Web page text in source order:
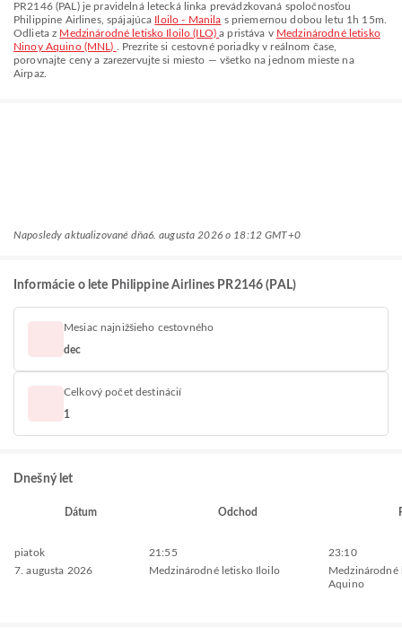
PR2146(PAL ) je pravidelná letecká linka prevádzkovaná spoločnosťou
Philippine Airlines, spájajúca Iloilo - Manila s priemernou dobou letu 1h 15m
Odlieta z Medzinárodné letisko Iloilo (ILO)a pristáva v Medzinárodné letisko
Ninoy Aquino (MNL)
. Prezrite si cestovné poriadky v reálnom čase,
porovnajte ceny a zarezervujte si miesto — všetko na jednom mieste na
Airpaz.
Naposledy aktualizované dňa6. augusta 2026 o 18:12 GMT+0
Informácie o lete Philippine Airlines PR2146 (PAL)
Mesiac najnižšieho cestovného
dec
Celkový počet destinácií
1
Dnešný let
Dátum Odchod
piatok
7. augusta 2026
21:55
Medzinárodné letisko Iloilo
23:10
Medzinárodné
Aquino